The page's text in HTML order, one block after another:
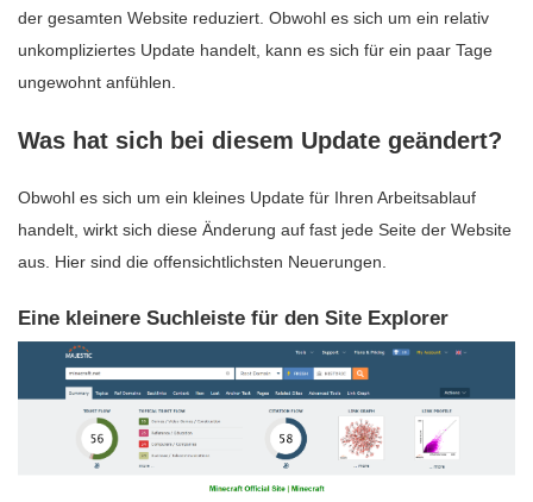
der gesamten Website reduziert. Obwohl es sich um ein relativ
unkompliziertes Update handelt, kann es sich für ein paar Tage
ungewohnt anfühlen.
Was hat sich bei diesem Update geändert?
Obwohl es sich um ein kleines Update für Ihren Arbeitsablauf
handelt, wirkt sich diese Änderung auf fast jede Seite der Website
aus. Hier sind die offensichtlichsten Neuerungen.
Eine kleinere Suchleiste für den Site Explorer